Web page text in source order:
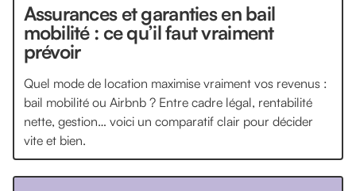
Assurances et garanties en bail
mobilité : ce qu’il faut vraiment
prévoir
Quel mode de location maximise vraiment vos revenus :
bail mobilité ou Airbnb ? Entre cadre légal, rentabilité
nette, gestion… voici un comparatif clair pour décider
vite et bien.